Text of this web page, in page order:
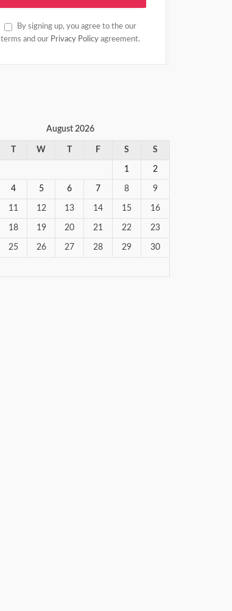
By signing up, you agree to the our
terms and our Privacy Policy agreement.
August 2026
W F S S
1 2
4 5 6 7 8 9
11 12 13 14 15 16
18 19 20 21 22 23
25 26 27 28 29 30